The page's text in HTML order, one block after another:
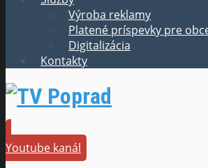
Výroba reklamy
Platené príspevky pre
Digitalizácia
Kontakty
Youtube kanál